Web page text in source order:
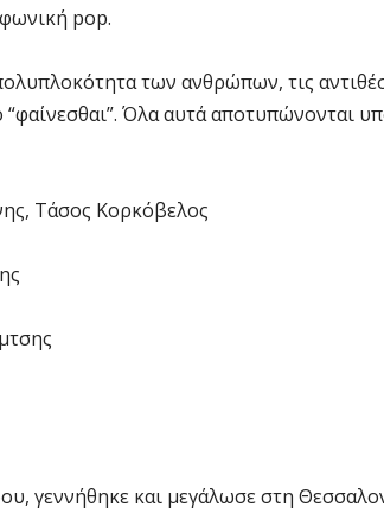
pop.
των ανθρώπων, τις
“φαίνεσθαι”. Όλα αυτά αποτυπώνονται
Τάσος Κορκόβελος
γεννήθηκε και μεγάλωσε στη